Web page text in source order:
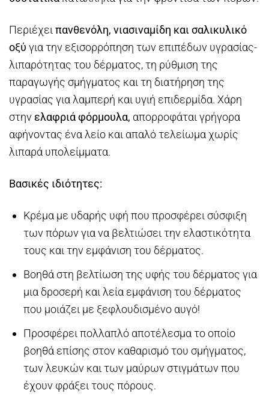
Περιέχει πανθενόλη, νιασιναμίδη και σαλικυλικό
οξύ για την εξισορρόπηση των επιπέδων υγρασίας-
λιπαρότητας του δέρματος, τη ρύθμιση της
παραγωγής σμήγματος και τη διατήρηση της
υγρασίας για λαμπερή και υγιή επιδερμίδα. Χάρη
στην ελαφριά φόρμουλα, απορροφάται γρήγορα
αφήνοντας ένα λείο και απαλό τελείωμα χωρίς
λιπαρά υπολείμματα.
Βασικές ιδιότητες:
Κρέμα με υδαρής υφή που προσφέρει σύσφιξη
των πόρων για να βελτιώσει την ελαστικότητα
τους και την εμφάνιση του δέρματος.
Βοηθά στη βελτίωση της υφής του δέρματος για
μια δροσερή και λεία εμφάνιση του δέρματος
που μοιάζει με ξεφλουδισμένο αυγό!
Προσφέρει πολλαπλό αποτέλεσμα το οποίο
βοηθά επίσης στον καθαρισμό του σμήγματος,
των λευκών και των μαύρων στιγμάτων που
έχουν φράξει τους πόρους.